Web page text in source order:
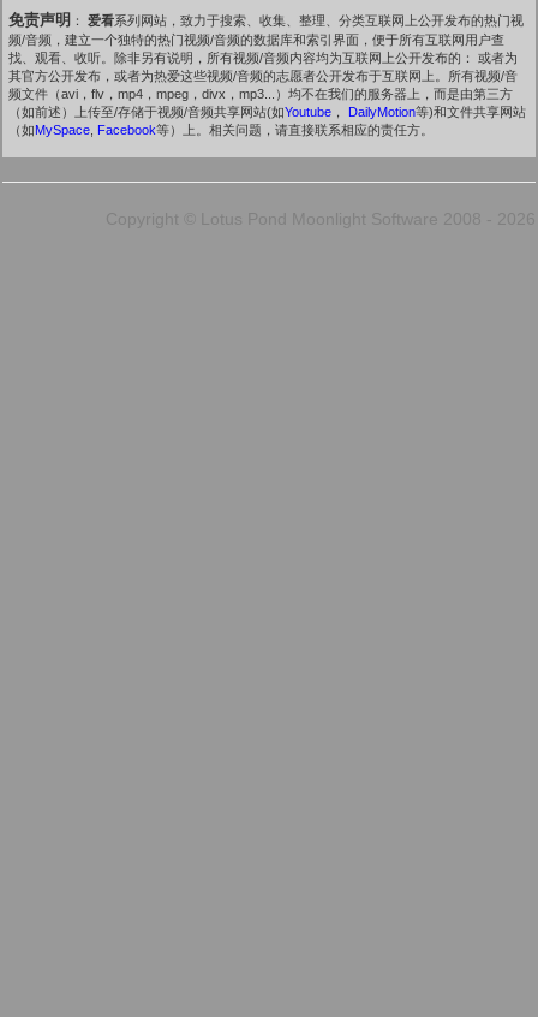
免责声明 ： 爱看系列网站，致力于搜索、收集、整理、分类互联网上公开发布的热门视
频/音频，建立一个独特的热门视频/音频的数据库和索引界面，便于所有互联网用户查
找、观看、收听。除非另有说明，所有视频/音频内容均为互联网上公开发布的： 或者为
其官方公开发布，或者为热爱这些视频/音频的志愿者公开发布于互联网上。所有视频/音
频文件（avi，flv，mp4，mpeg，divx，mp3...）均不在我们的服务器上，而是由第三方
（如前述）上传至/存储于视频/音频共享网站(如Youtube ， DailyMotion等)和文件共享网站
（如MySpace Facebook等）上。相关问题，请直接联系相应的责任方。
Copyright © Lotus Pond Moonlight Software 2008 - 2026